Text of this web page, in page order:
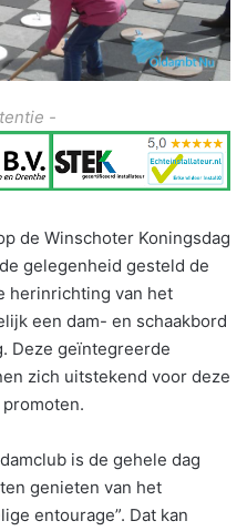
-
de Winschoter Koningsdag
gelegenheid gesteld de
herinrichting van het
een dam- en schaakbord
Deze geïntegreerde
zich uitstekend voor deze
is de gehele dag
genieten van het
entourage”. Dat kan